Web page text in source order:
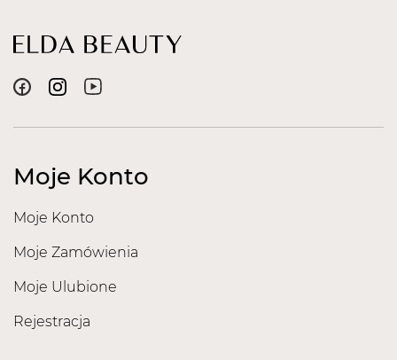
Moje Konto
Moje Konto
Moje Zamówienia
Moje Ulubione
Rejestracja